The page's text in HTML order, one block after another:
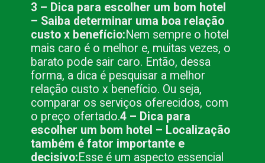
3 – Dica para escolher um bom hotel
– Saiba determinar uma boa relação
custo x benefício:Nem sempre o hotel
mais caro é o melhor e, muitas vezes, o
barato pode sair caro. Então, dessa
forma, a dica é pesquisar a melhor
relação custo x benefício. Ou seja,
comparar os serviços oferecidos, com
o preço ofertado.4 – Dica para
escolher um bom hotel – Localização
também é fator importante e
decisivo:Esse é um aspecto essencial